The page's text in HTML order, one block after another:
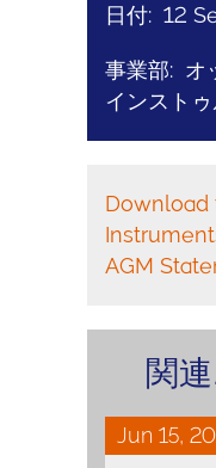
日付: 12
事業部: オ
インスト
Download
AGM
関
Jun 15,